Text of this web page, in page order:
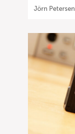
Jörn Petersen